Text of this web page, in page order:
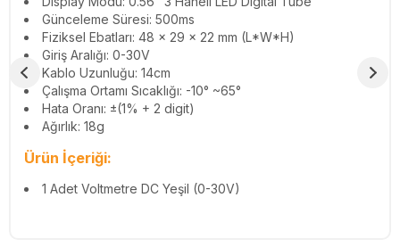
Günceleme Süresi: 500ms
Fiziksel Ebatları: 48 x 29 x 22 mm (L*W*H)
Giriş Aralığı: 0-30V
Kablo Uzunluğu: 14cm
Çalışma Ortamı Sıcaklığı: -10° ~65°
Hata Oranı: ±(1% + 2 digit)
Ağırlık: 18g
Ürün İçeriği:
1 Adet Voltmetre DC Yeşil (0-30V)